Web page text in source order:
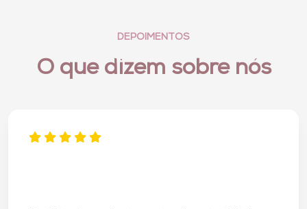
DEPOIMENTOS
O que dizem sobre nós